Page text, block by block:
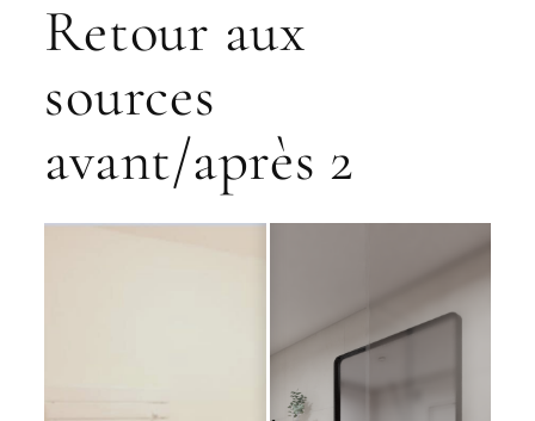
Retour aux
sources
avant/après 2